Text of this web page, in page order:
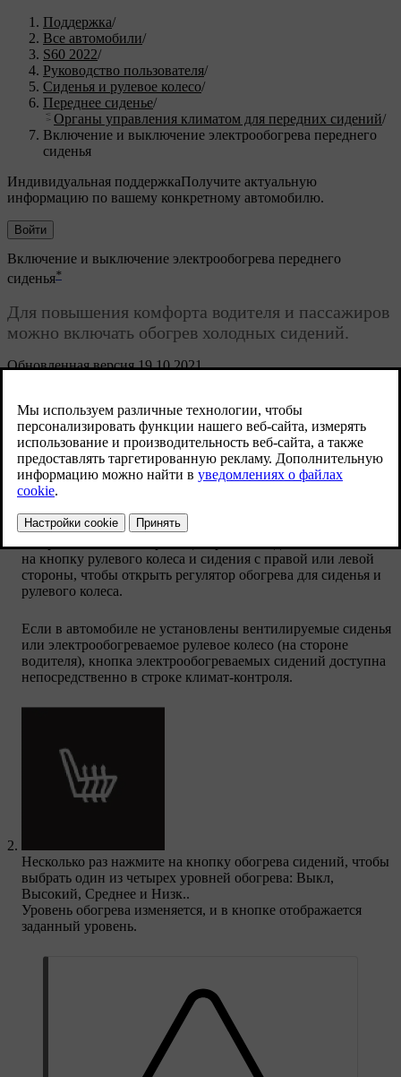
Поддержка/
Все автомобили/
S60 2022/
Руководство пользователя/
Сиденья и рулевое колесо/
Переднее сиденье/
Органы управления климатом для передних сидений/
Включение и выключение электрообогрева переднего
сиденья
Индивидуальная поддержкаПолучите актуальную
информацию по вашему конкретному автомобилю.
Войти
Обновленная версия 19.10.2021
Включение и выключение электрообогрева переднего
сиденья*
Для повышения комфорта водителя и пассажиров
можно включать обогрев холодных сидений.
на кнопку рулевого колеса и сидения с правой или левой
стороны, чтобы открыть регулятор обогрева для сиденья и
рулевого колеса.
Если в автомобиле не установлены вентилируемые сиденья
или электрообогреваемое рулевое колесо (на стороне
водителя), кнопка электрообогреваемых сидений доступна
непосредственно в строке климат-контроля.
Несколько раз нажмите на кнопку обогрева сидений, чтобы
выбрать один из четырех уровней обогрева: Выкл,
Высокий, Среднее и Низк..
Уровень обогрева изменяется, и в кнопке отображается
заданный уровень.